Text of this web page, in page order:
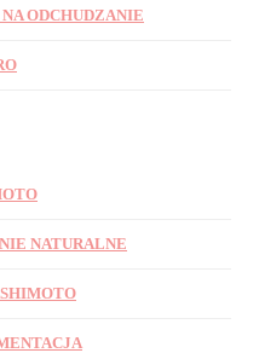
ODCHUDZANIE
NATURALNE